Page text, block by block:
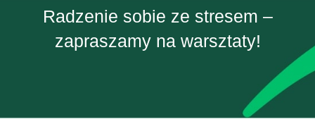
Radzenie sobie ze stresem –
zapraszamy na warsztaty!